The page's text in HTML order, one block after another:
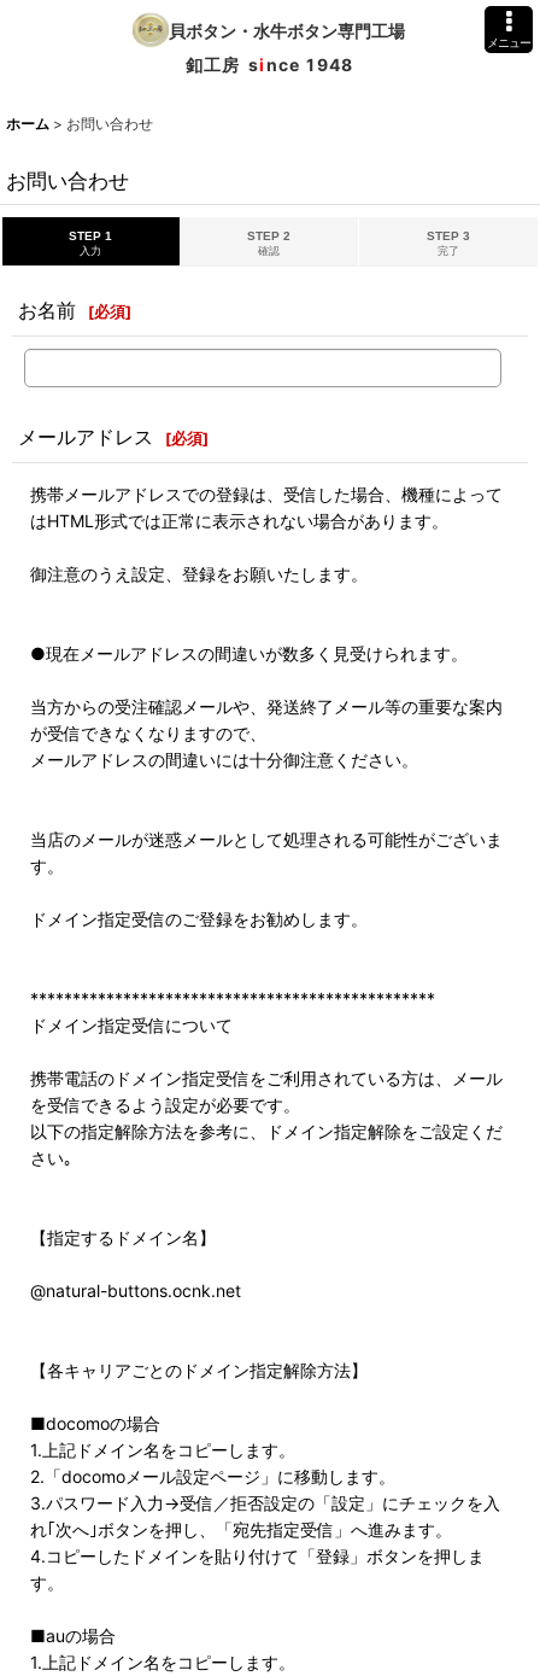
貝ボタン・水牛ボタン専門工場
釦工房 since 1948
メニュー
ホーム > お問い合わせ
お問い合わせ
STEP 1
入力
STEP 2
確認
STEP 3
完了
お名前 [必須]
メールアドレス [必須]
携帯メールアドレスでの登録は、受信した場合、機種によって
はHTML形式では正常に表示されない場合があります。
御注意のうえ設定、登録をお願いたします。
●現在メールアドレスの間違いが数多く見受けられます。
当方からの受注確認メールや、発送終了メール等の重要な案内
が受信できなくなりますので、
メールアドレスの間違いには十分御注意ください。
当店のメールが迷惑メールとして処理される可能性がございま
す。
ドメイン指定受信のご登録をお勧めします。
************************************************
ドメイン指定受信について
携帯電話のドメイン指定受信をご利用されている方は、メール
を受信できるよう設定が必要です。
以下の指定解除方法を参考に、ドメイン指定解除をご設定くだ
さい｡
【指定するドメイン名】
@natural-buttons.ocnk.net
【各キャリアごとのドメイン指定解除方法】
■docomoの場合
1.上記ドメイン名をコピーします。
2.「docomoメール設定ページ」に移動します。
3.パスワード入力→受信／拒否設定の「設定」にチェックを入
れ｢次へ｣ボタンを押し、「宛先指定受信」へ進みます。
4.コピーしたドメインを貼り付けて「登録」ボタンを押しま
す。
■auの場合
1.上記ドメイン名をコピーします。